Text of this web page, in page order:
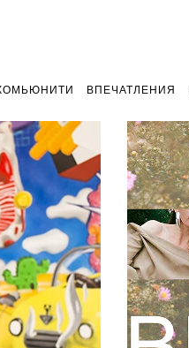
ВПЕЧАТЛЕНИЯ